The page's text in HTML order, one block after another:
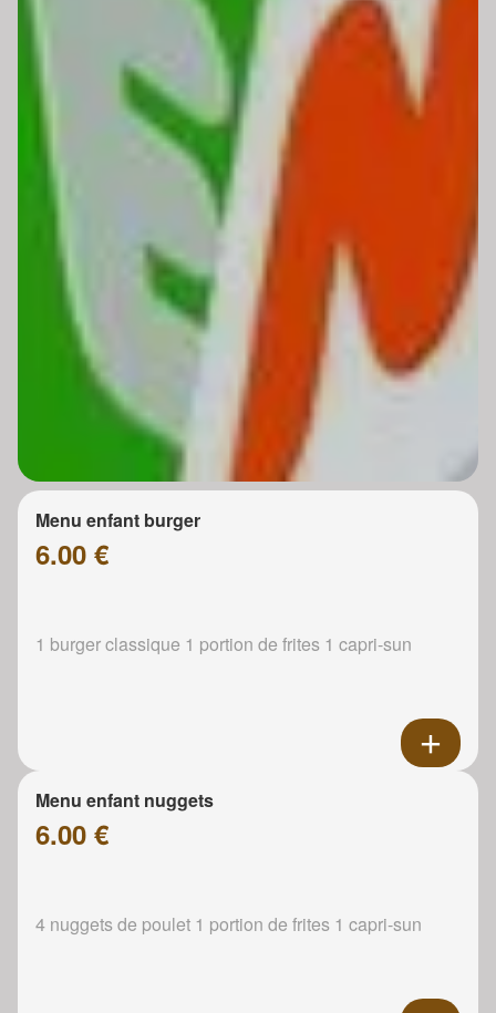
Menu enfant burger
6.00 €
1 burger classique 1 portion de frites 1 capri-sun
Menu enfant nuggets
6.00 €
4 nuggets de poulet 1 portion de frites 1 capri-sun